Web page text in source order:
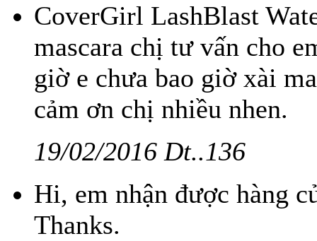
CoverGirl LashBlast
mascara chị tư vấn cho
giờ e chưa bao giờ xài
cảm ơn chị nhiều nhen.
19/02/2016 Dt..136
Hi, em nhận được hàng
Thanks.